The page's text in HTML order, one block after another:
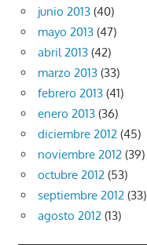
junio 2013 (40)
mayo 2013 (47)
abril 2013 (42)
marzo 2013 (33)
febrero 2013 (41)
enero 2013 (36)
diciembre 2012 (45)
noviembre 2012 (39)
octubre 2012 (53)
septiembre 2012 (33)
agosto 2012 (13)